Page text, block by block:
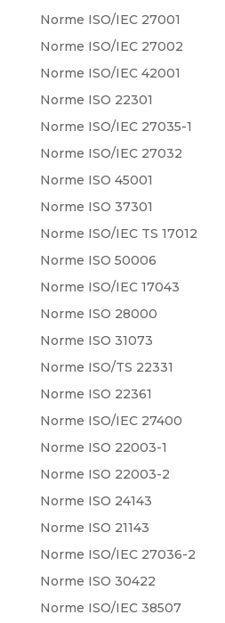
Norme ISO/IEC 27001
Norme ISO/IEC 27002
Norme ISO/IEC 42001
Norme ISO 22301
Norme ISO/IEC 27035-1
Norme ISO/IEC 27032
Norme ISO 45001
Norme ISO 37301
Norme ISO/IEC TS 17012
Norme ISO 50006
Norme ISO/IEC 17043
Norme ISO 28000
Norme ISO 31073
Norme ISO/TS 22331
Norme ISO 22361
Norme ISO/IEC 27400
Norme ISO 22003-1
Norme ISO 22003-2
Norme ISO 24143
Norme ISO 21143
Norme ISO/IEC 27036-2
Norme ISO 30422
Norme ISO/IEC 38507